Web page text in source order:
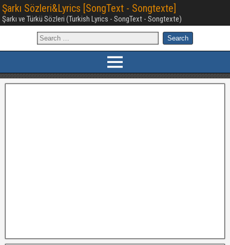
Şarkı Sözleri&Lyrics [SongText - Songtexte]
Şarkı ve Türkü Sözleri (Turkish Lyrics - SongText - Songtexte)